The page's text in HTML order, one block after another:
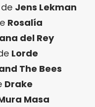
de Jens Lekman
Rosalía
del Rey
Lorde
The Bees
Drake
Masa